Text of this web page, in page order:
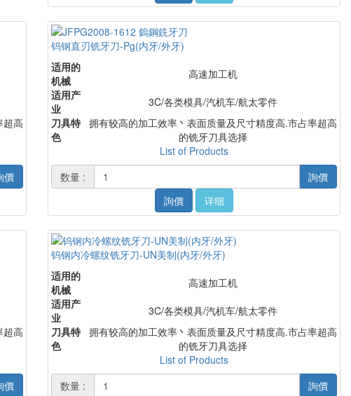
超高
價
钨钢直刃铣牙刀-Pg(内牙/外牙)
适用的
机械
高速加工机
适用产
业
3C/各类模具/汽机车/航太零件
刀具特
色
拥有较高的加工效率丶表面质量及尺寸精度高.市占率超高
的铣牙刀具选择
List of Products
数量 :
詢價
詢價
详细
超高
價
钨钢内冷螺纹铣牙刀-UN美制(内牙/外牙)
适用的
机械
高速加工机
适用产
业
3C/各类模具/汽机车/航太零件
刀具特
色
拥有较高的加工效率丶表面质量及尺寸精度高.市占率超高
的铣牙刀具选择
List of Products
数量 :
詢價